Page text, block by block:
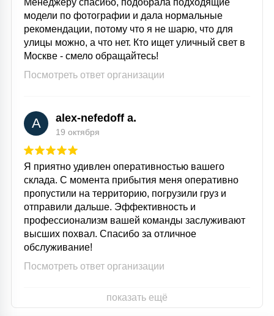
Менеджеру спасибо, подобрала подходящие
модели по фотографии и дала нормальные
рекомендации, потому что я не шарю, что для
улицы можно, а что нет. Кто ищет уличный свет в
Москве - смело обращайтесь!
Посмотреть ответ организации
A alex-nefedoff a.
19 октября
Я приятно удивлен оперативностью вашего
склада. С момента прибытия меня оперативно
пропустили на территорию, погрузили груз и
отправили дальше. Эффективность и
профессионализм вашей команды заслуживают
высших похвал. Спасибо за отличное
обслуживание!
Посмотреть ответ организации
показать ещё